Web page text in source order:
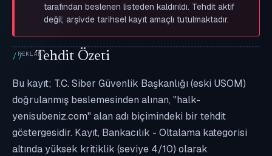
tarafından beslenen listeden kaldırıldı. Tehdit aktif
değil; arşivde tarihsel kayıt amaçlı tutulmaktadır.
Tehdit Özeti
Bu kayıt; T.C. Siber Güvenlik Başkanlığı (eski USOM)
doğrulanmış beslemesinden alınan, "halk-
yenisubeniz.com" alan adı biçimindeki bir tehdit
göstergesidir. Kayıt, Bankacılık - Oltalama kategorisi
altında yüksek kritiklik (seviye 4/10) olarak